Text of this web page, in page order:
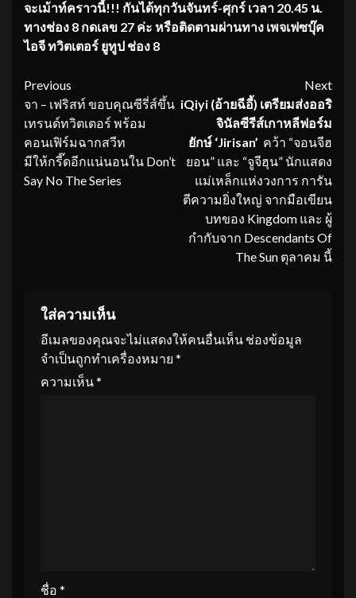
จะเม้าท์คราวนี้!!! กันได้ทุกวันจันทร์-ศุกร์ เวลา 20.45 น.
ทางช่อง 8 กดเลข 27 ค่ะ หรือติดตามผ่านทาง เพจเฟซบุ๊ค
ไอจี ทวิตเตอร์ ยูทูป ช่อง 8
Continue
Reading
Previous
จา – เฟริสท์ ขอบคุณซีรี่ส์ขึ้น
เทรนด์ทวิตเตอร์ พร้อม
คอนเฟิร์มฉากสวีท
มีให้กรี๊ดอีกแน่นอนใน Don’t
Say No The Series
Next
iQiyi (อ้ายฉีอี้) เตรียมส่งออริ
จินัลซีรีส์เกาหลีฟอร์ม
ยักษ์ ‘Jirisan’ คว้า “จอนจีฮ
ยอน” และ “จูจีฮุน” นักแสดง
แม่เหล็กแห่งวงการ การัน
ตีความยิ่งใหญ่ จากมือเขียน
บทของ Kingdom และ ผู้
กำกับจาก Descendants Of
The Sun ตุลาคม นี้
ใส่ความเห็น
อีเมลของคุณจะไม่แสดงให้คนอื่นเห็น ช่องข้อมูล
จำเป็นถูกทำเครื่องหมาย *
ความเห็น*
ชื่อ *